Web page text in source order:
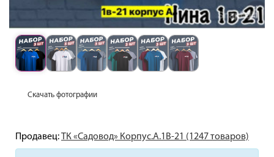
Скачать фотографии
Продавец:ТК «Садовод» Корпус.А.1В-21 (1247 товаров)